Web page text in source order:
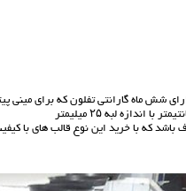
که با خرید این نوع قالب های با